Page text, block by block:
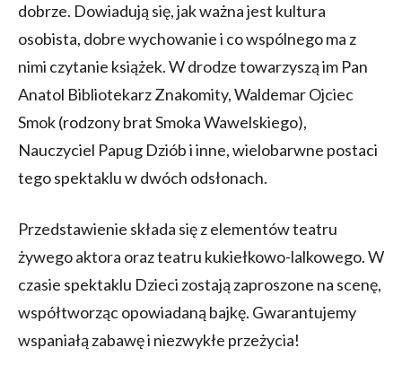
dobrze. Dowiadują się, jak ważna jest kultura
osobista, dobre wychowanie i co wspólnego ma z
nimi czytanie książek. W drodze towarzyszą im Pan
Anatol Bibliotekarz Znakomity, Waldemar Ojciec
Smok (rodzony brat Smoka Wawelskiego),
Nauczyciel Papug Dziób i inne, wielobarwne postaci
tego spektaklu w dwóch odsłonach.
Przedstawienie składa się z elementów teatru
żywego aktora oraz teatru kukiełkowo-lalkowego. W
czasie spektaklu Dzieci zostają zaproszone na scenę,
współtworząc opowiadaną bajkę. Gwarantujemy
wspaniałą zabawę i niezwykłe przeżycia!